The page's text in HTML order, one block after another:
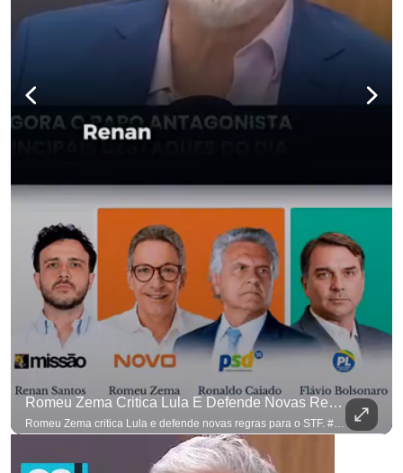
Romeu Zema Critica Lula E Defende Novas Regras Para O STF. #OAntagonista